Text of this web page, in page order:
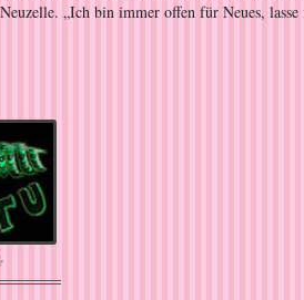
„Ich bin immer offen für Neues,